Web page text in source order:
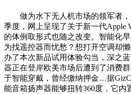
做为水下无人机市场的领军者，
季度，网上呈现了关于新一代Apple
的体例取形式也随之改变。智能化
为找遥控器而忧愁？想打开空调却
办了本次新品试用体验勾当，深之
器正在登岸欧美市场后遭到了消费
于智能穿戴，曾经缴纳押金…据
能音箱扬声器能够扭转360度，它内